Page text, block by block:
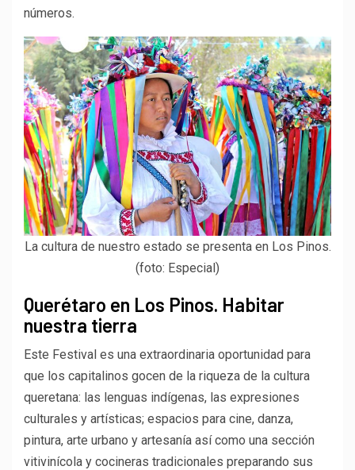
números.
La cultura de nuestro estado se presenta en Los Pinos.
(foto: Especial)
Querétaro en Los Pinos. Habitar
nuestra tierra
Este Festival es una extraordinaria oportunidad para
que los capitalinos gocen de la riqueza de la cultura
queretana: las lenguas indígenas, las expresiones
culturales y artísticas; espacios para cine, danza,
pintura, arte urbano y artesanía así como una sección
vitivinícola y cocineras tradicionales preparando sus